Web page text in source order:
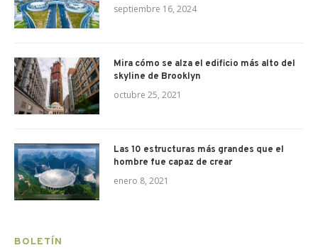
septiembre 16, 2024
Mira cómo se alza el edificio más alto del
skyline de Brooklyn
octubre 25, 2021
Las 10 estructuras más grandes que el
hombre fue capaz de crear
enero 8, 2021
BOLETÍN